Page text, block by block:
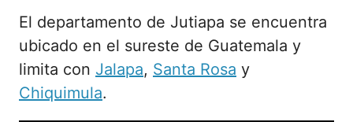
El departamento de Jutiapa se encuentra
ubicado en el sureste de Guatemala y
limita con Jalapa, Santa Rosa y
Chiquimula.